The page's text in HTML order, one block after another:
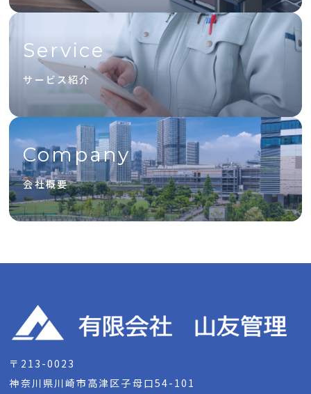
Service
サービス紹介
Company
会社概要
〒213-0023
神奈川県川崎市高津区子母口54-101